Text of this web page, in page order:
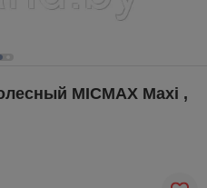
MICMAX Maxi ,